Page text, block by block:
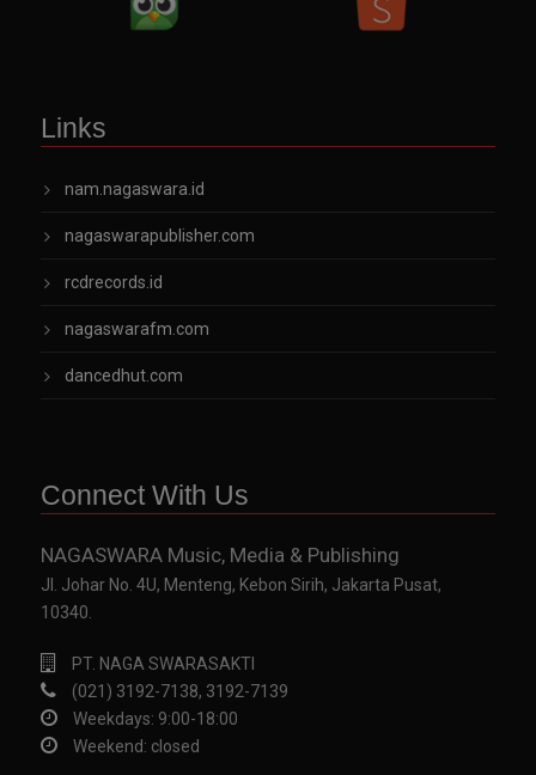
Links
nam.nagaswara.id
nagaswarapublisher.com
rcdrecords.id
nagaswarafm.com
dancedhut.com
Connect With Us
NAGASWARA Music, Media & Publishing
Jl. Johar No. 4U, Menteng, Kebon Sirih, Jakarta Pusat,
10340.
PT. NAGA SWARASAKTI
(021) 3192-7138, 3192-7139
Weekdays: 9:00-18:00
Weekend: closed